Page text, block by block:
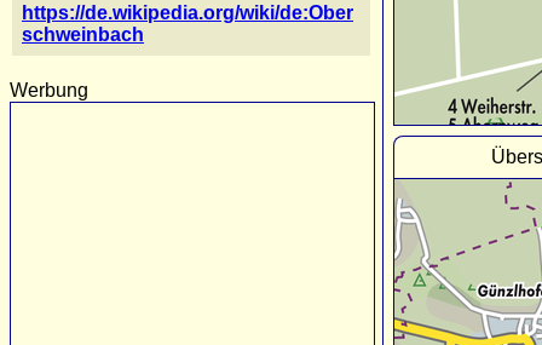
https://de.wikipedia.org/wiki/de:Ober
schweinbach
Werbung